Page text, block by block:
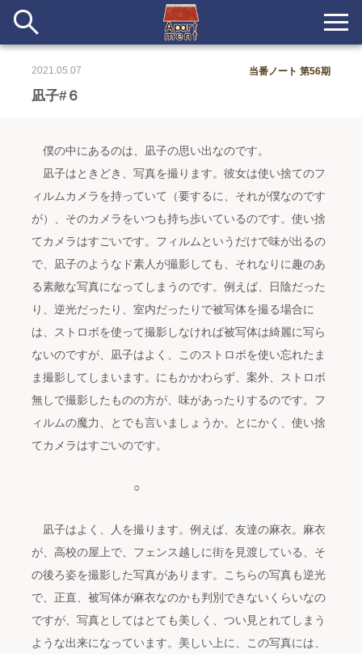
#アイデア #イベント #インド #エッセイ #ボツ #マルシェ
#暮らし #考え事 #音楽
イベント&ショップ
長期滞在者&more
アパートメントについて
寄付について
配信
入居者一覧
凪子#６
2021.05.07 当番ノート 第56期
僕の中にあるのは、凪子の思い出なのです。
凪子はときどき、写真を撮ります。彼女は使い捨てのフ
ィルムカメラを持っていて（要するに、それが僕なのです
が）、そのカメラをいつも持ち歩いているのです。使い捨
てカメラはすごいです。フィルムというだけで味が出るの
で、凪子のようなド素人が撮影しても、それなりに趣のあ
る素敵な写真になってしまうのです。例えば、日陰だった
り、逆光だったり、室内だったりで被写体を撮る場合に
は、ストロボを使って撮影しなければ被写体は綺麗に写ら
ないのですが、凪子はよく、このストロボを使い忘れたま
ま撮影してしまいます。にもかかわらず、案外、ストロボ
無しで撮影したものの方が、味があったりするのです。フ
ィルムの魔力、とでも言いましょうか。とにかく、使い捨
てカメラはすごいのです。
○
凪子はよく、人を撮ります。例えば、友達の麻衣。麻衣
が、高校の屋上で、フェンス越しに街を見渡している、そ
の後ろ姿を撮影した写真があります。こちらの写真も逆光
で、正直、被写体が麻衣なのかも判別できないくらいなの
ですが、写真としてはとても美しく、つい見とれてしまう
ような出来になっています。美しい上に、この写真には、